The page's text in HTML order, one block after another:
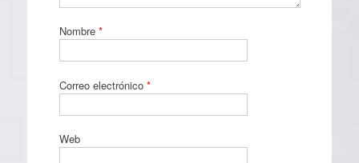
Nombre *
Correo electrónico *
Web